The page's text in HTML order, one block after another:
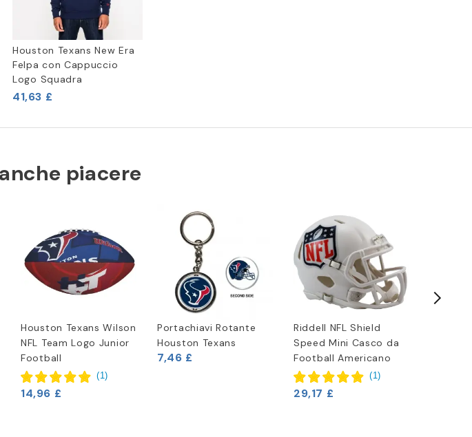
Houston Texans New Era
Felpa con Cappuccio
Logo Squadra
41,63 £
piacere
Houston Texans Wilson
NFL Team Logo Junior
Football
(1)
14,96 £
Portachiavi Rotante
Houston Texans
7,46 £
Riddell NFL Shield
Speed Mini Casco da
Football Americano
(1)
29,17 £